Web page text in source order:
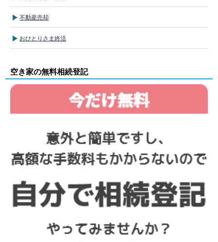
不動産売却
おひとりさま終活
空き家の無料相続登記